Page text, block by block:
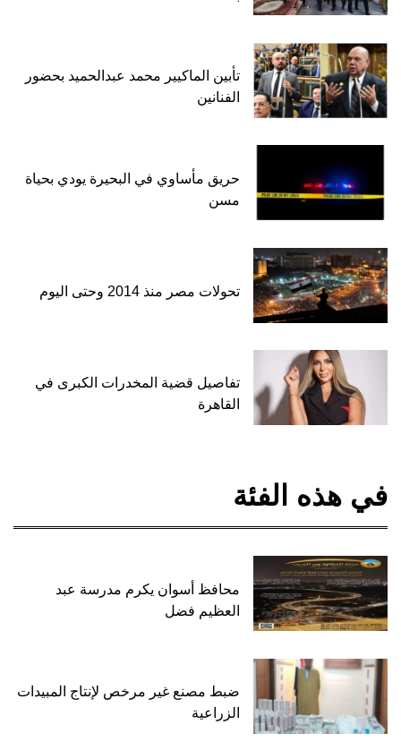
تأبين الماكيير محمد عبدالحميد بحضور
الفنانين
حريق مأساوي في البحيرة يودي بحياة
مسن
تحولات مصر منذ 2014 وحتى اليوم
تفاصيل قضية المخدرات الكبرى في
القاهرة
في هذه الفئة
محافظ أسوان يكرم مدرسة عبد
العظيم فضل
ضبط مصنع غير مرخص لإنتاج المبيدات
الزراعية